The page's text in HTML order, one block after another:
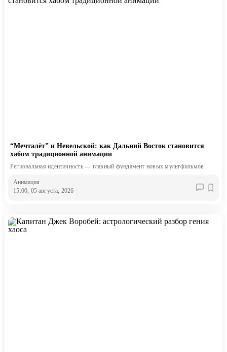
“Мечталёт” и Невельской: как Дальний Восток становится
хабом традиционной анимации
Региональная идентичность — главный фундамент новых мультфильмов
Анимация
15:00, 05 августа, 2026